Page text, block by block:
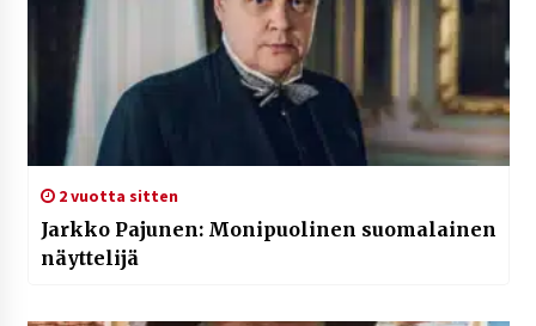
2 vuotta sitten
Jarkko Pajunen: Monipuolinen suomalainen
näyttelijä